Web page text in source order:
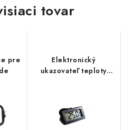
tovar
pre
Elektronický
ukazovateľ teploty